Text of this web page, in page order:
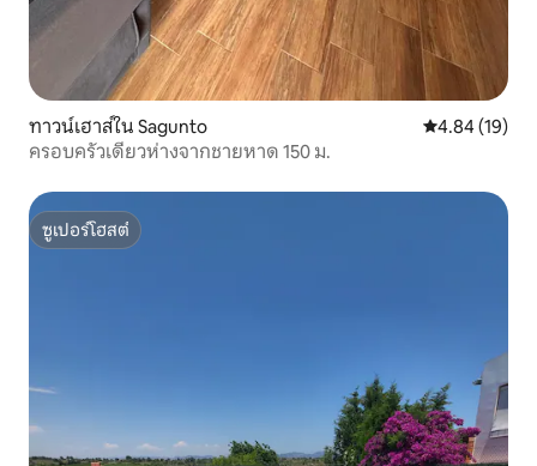
ทาวน์เฮาส์ใน Sagunto คะแนนเฉลี่ย
4.84 (19)
ครอบครัวเดี่ยวห่างจากชายหาด 150 ม.
ซูเปอร์โฮสต์
ซูเปอร์โฮสต์